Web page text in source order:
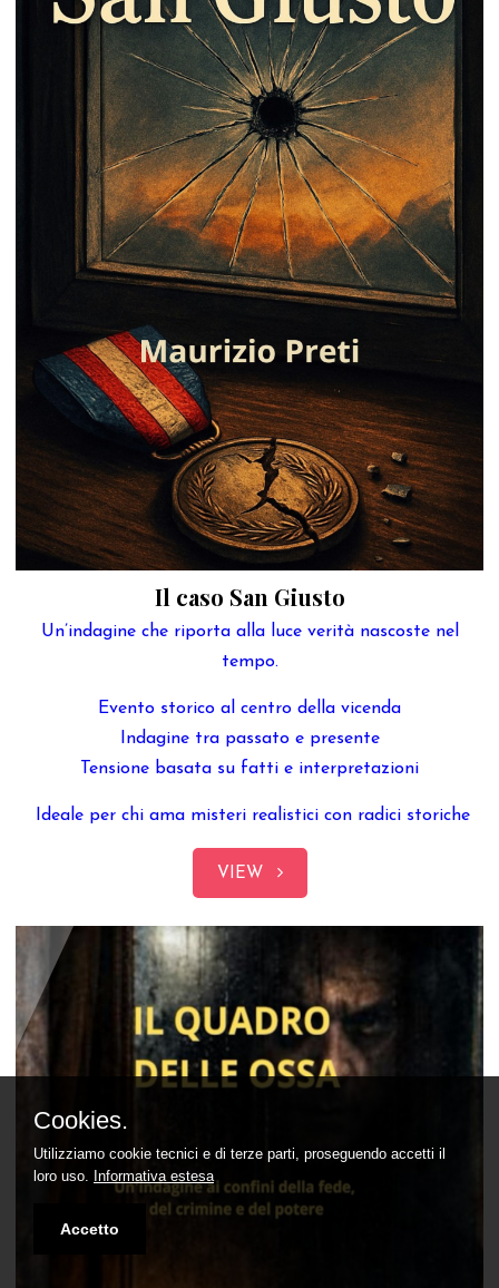
Il caso San Giusto
Un’indagine che riporta alla luce verità nascoste nel
tempo.
Evento storico al centro della vicenda
Indagine tra passato e presente
Tensione basata su fatti e interpretazioni
Ideale per chi ama misteri realistici con radici storiche
VIEW